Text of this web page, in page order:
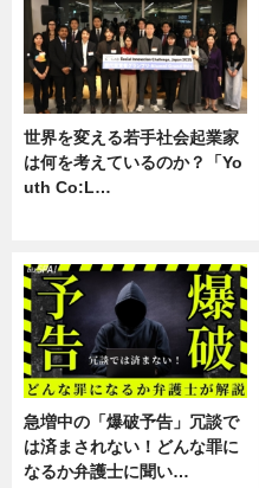
世界を変える若手社会起業家
は何を考えているのか？「Yo
uth Co:L…
急増中の「爆破予告」冗談で
は済まされない！どんな罪に
なるか弁護士に聞い…